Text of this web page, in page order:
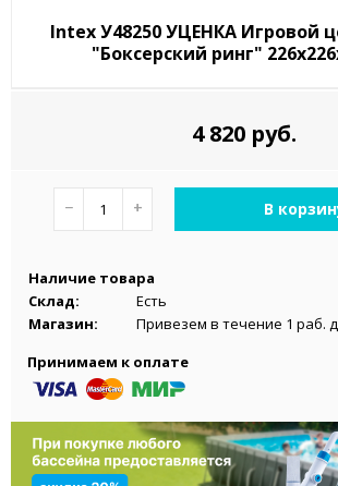
Intex У48250 УЦЕНКА Игровой
"Боксерский ринг"
4 820 руб.
− + В
Наличие товара
Склад:
Есть
Магазин:
Привезем в течение 1 раб.
Принимаем к оплате